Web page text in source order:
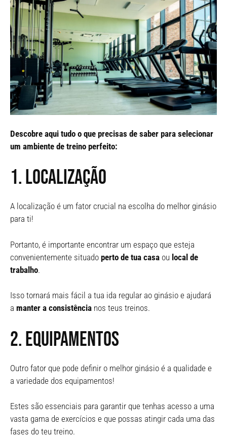
Descobre aqui tudo o que precisas de saber para selecionar
um ambiente de treino perfeito:
1. Localização
A localização é um fator crucial na escolha do melhor ginásio
para ti!
Portanto, é importante encontrar um espaço que esteja
convenientemente situado perto de tua casa ou local de
trabalho.
Isso tornará mais fácil a tua ida regular ao ginásio e ajudará
a manter a consistência nos teus treinos.
2. Equipamentos
Outro fator que pode definir o melhor ginásio é a qualidade e
a variedade dos equipamentos!
Estes são essenciais para garantir que tenhas acesso a uma
vasta gama de exercícios e que possas atingir cada uma das
fases do teu treino.